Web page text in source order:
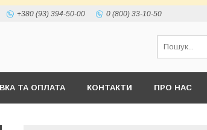
+380 (93) 394-50-00 0 (800) 33-10-50
ТА ОПЛАТА КОНТАКТИ ПРО НАС